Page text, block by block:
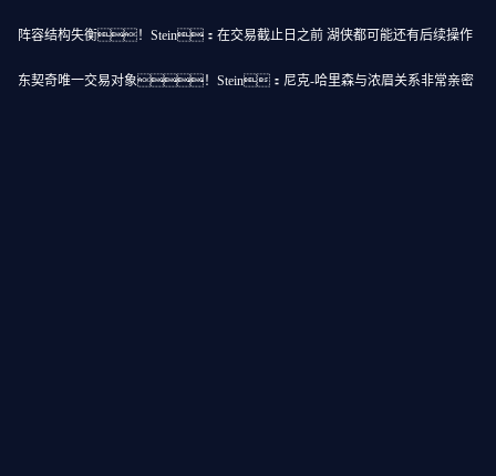
阵容结构失衡！Stein：在交易截止日之前 湖侠都可能还有后续操作
东契奇唯一交易对象！Stein：尼克-哈里森与浓眉关系非常亲密